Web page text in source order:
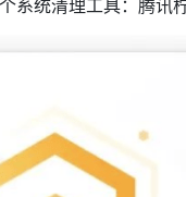
系统清理工具：腾讯